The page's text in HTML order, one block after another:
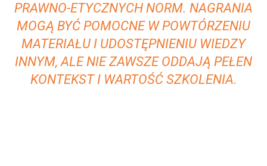
PRAWNO-ETYCZNYCH NORM. NAGRANIA
MOGĄ BYĆ POMOCNE W POWTÓRZENIU
MATERIAŁU I UDOSTĘPNIENIU WIEDZY
INNYM, ALE NIE ZAWSZE ODDAJĄ PEŁEN
KONTEKST I WARTOŚĆ SZKOLENIA.